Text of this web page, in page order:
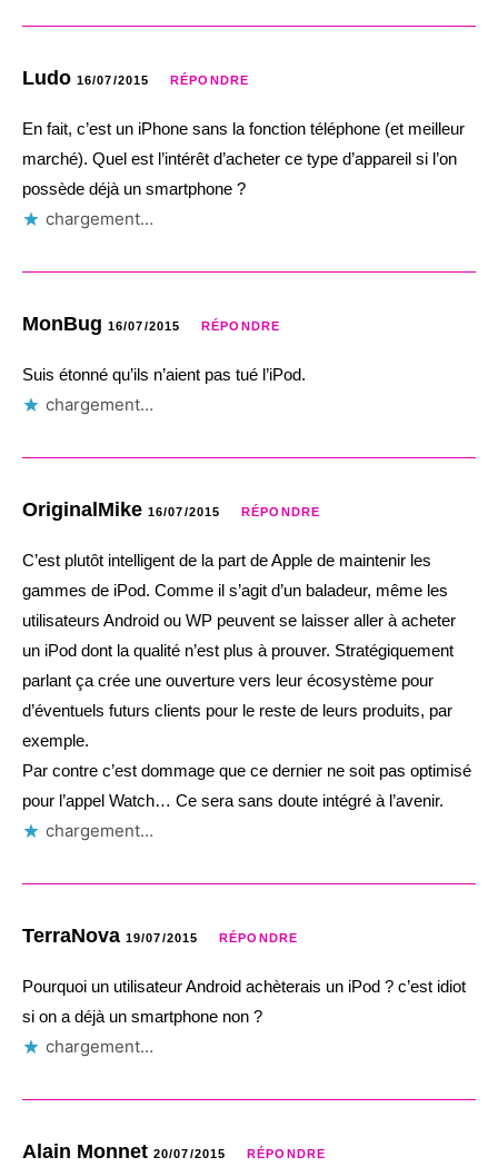
Ludo 16/07/2015 RÉPONDRE
En fait, c’est un iPhone sans la fonction téléphone (et meilleur
marché). Quel est l’intérêt d’acheter ce type d’appareil si l’on
possède déjà un smartphone ?
chargement…
MonBug 16/07/2015 RÉPONDRE
Suis étonné qu’ils n’aient pas tué l’iPod.
chargement…
OriginalMike 16/07/2015 RÉPONDRE
C’est plutôt intelligent de la part de Apple de maintenir les
gammes de iPod. Comme il s’agit d’un baladeur, même les
utilisateurs Android ou WP peuvent se laisser aller à acheter
un iPod dont la qualité n’est plus à prouver. Stratégiquement
parlant ça crée une ouverture vers leur écosystème pour
d’éventuels futurs clients pour le reste de leurs produits, par
exemple.
Par contre c’est dommage que ce dernier ne soit pas optimisé
pour l’appel Watch… Ce sera sans doute intégré à l’avenir.
chargement…
TerraNova 19/07/2015 RÉPONDRE
Pourquoi un utilisateur Android achèterais un iPod ? c’est idiot
si on a déjà un smartphone non ?
chargement…
Alain Monnet 20/07/2015 RÉPONDRE